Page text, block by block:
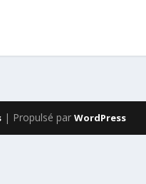
| Propulsé parWordPress